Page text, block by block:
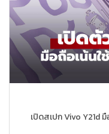
เปิดสเปก Vivo Y21d